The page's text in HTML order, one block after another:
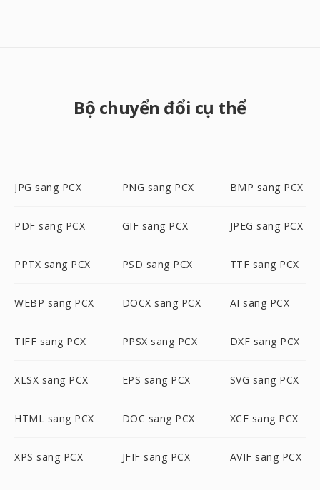
Bộ chuyển đổi cụ thể
JPG sang PCX PNG sang PCX BMP sang PCX
PDF sang PCX GIF sang PCX JPEG sang PCX
PPTX sang PCX PSD sang PCX TTF sang PCX
WEBP sang PCX DOCX sang PCX AI sang PCX
TIFF sang PCX PPSX sang PCX DXF sang PCX
XLSX sang PCX EPS sang PCX SVG sang PCX
HTML sang PCX DOC sang PCX XCF sang PCX
XPS sang PCX JFIF sang PCX AVIF sang PCX